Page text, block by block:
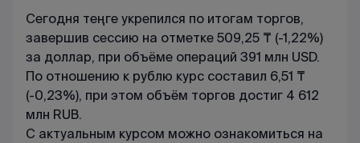
Сегодня теңге укрепился по итогам торгов,
завершив сессию на отметке 509,25 ₸ (-1,22%)
за доллар, при объёме операций 391 млн USD.
По отношению к рублю курс составил 6,51 ₸
(-0,23%), при этом объём торгов достиг 4 612
млн RUB.
С актуальным курсом можно ознакомиться на